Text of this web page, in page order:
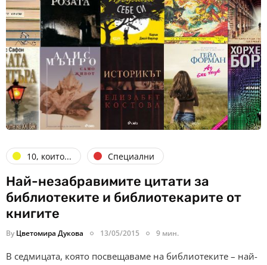
10, които... Специални
Най-незабравимите цитати за
библиотеките и библиотекарите от
книгите
By Цветомира Дукова 13/05/2015 9 мин.
В седмицата, която посвещаваме на библиотеките – най-